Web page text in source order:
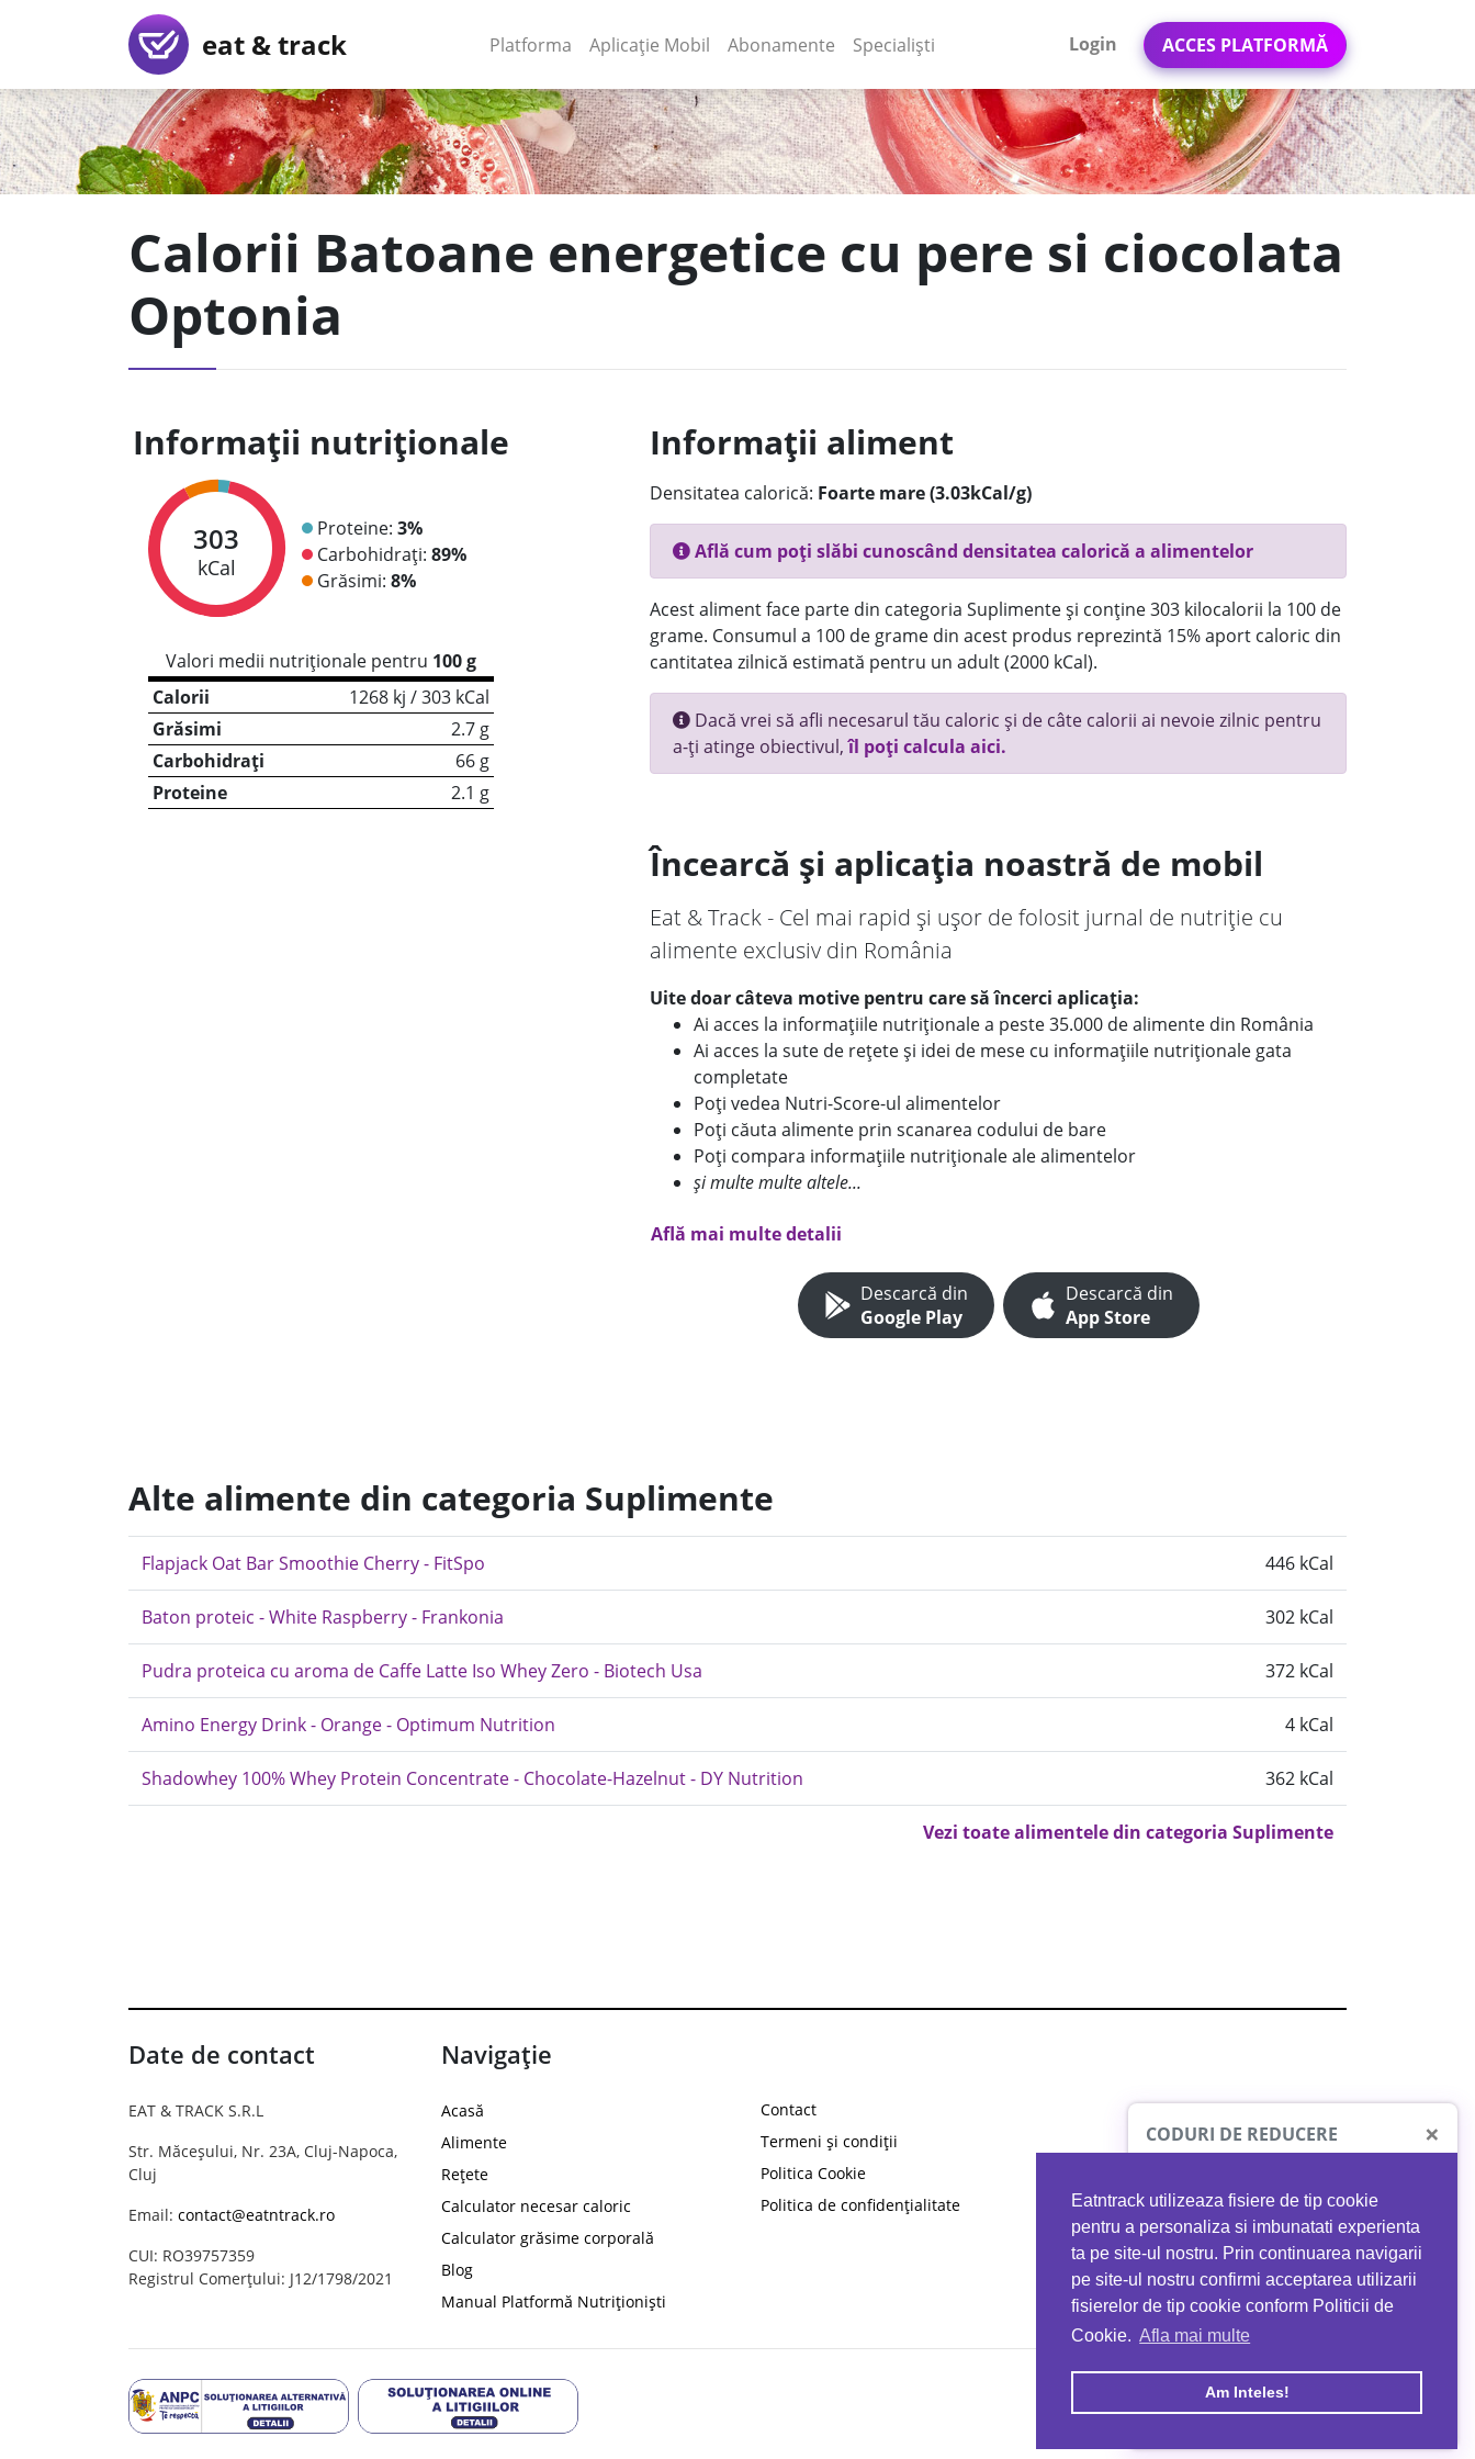
Eatntrack utilizeaza fisiere de tip cookie
pentru a personaliza si imbunatati experienta
ta pe site-ul nostru. Prin continuarea navigarii
pe site-ul nostru confirmi acceptarea utilizarii
fisierelor de tip cookie conform Politicii de
Cookie. Afla mai multe
Am Inteles!
eat & track Platforma (current)
Aplicație Mobil (current)
Abonamente Specialiști Login ACCES PLATFORMĂ
Calorii Batoane energetice cu pere si ciocolata
Optonia
Informații nutriționale
303
kCal
Proteine: 3%
Carbohidrați: 89%
Grăsimi: 8%
Valori medii nutriționale pentru 100 g
Calorii
1268 kj / 303 kCal
Grăsimi
2.7 g
Carbohidrați
66 g
Proteine
2.1 g
Informații aliment
Densitatea calorică: Foarte mare (3.03kCal/g)
Află cum poți slăbi cunoscând densitatea calorică a alimentelor
Acest aliment face parte din categoria Suplimente și conține 303 kilocalorii la 100 de
grame. Consumul a 100 de grame din acest produs reprezintă 15% aport caloric din
cantitatea zilnică estimată pentru un adult (2000 kCal).
Dacă vrei să afli necesarul tău caloric și de câte calorii ai nevoie zilnic pentru
a-ți atinge obiectivul,îl poți calcula aici.
Încearcă și aplicația noastră de mobil
Eat & Track - Cel mai rapid și ușor de folosit jurnal de nutriție cu
alimente exclusiv din România
Uite doar câteva motive pentru care să încerci aplicația:
Ai acces la informațiile nutriționale a peste 35.000 de alimente din România
Ai acces la sute de rețete și idei de mese cu informațiile nutriționale gata
completate
Poți vedea Nutri-Score-ul alimentelor
Poți căuta alimente prin scanarea codului de bare
Poți compara informațiile nutriționale ale alimentelor
și multe multe altele...
Află mai multe detalii
Descarcă din
Google Play
Descarcă din
App Store
Alte alimente din categoria Suplimente
Flapjack Oat Bar Smoothie Cherry - FitSpo 446 kCal
Baton proteic - White Raspberry - Frankonia 302 kCal
Pudra proteica cu aroma de Caffe Latte Iso Whey Zero - Biotech Usa 372 kCal
Amino Energy Drink - Orange - Optimum Nutrition 4 kCal
Shadowhey 100% Whey Protein Concentrate - Chocolate-Hazelnut - DY Nutrition 362 kCal
Vezi toate alimentele din categoria Suplimente
Date de contact
EAT & TRACK S.R.L
Str. Măceșului, Nr. 23A, Cluj-Napoca,
Cluj
Email: contact@eatntrack.ro
CUI: RO39757359
Registrul Comerțului: J12/1798/2021
Navigație
Acasă
Alimente
Rețete
Calculator necesar caloric
Calculator grăsime corporală
Blog
Manual Platformă Nutriționiști
Contact
Termeni și condiții
Politica Cookie
Politica de confidențialitate
CODURI DE REDUCERE ×
PROTO41
reducere la orice comandă
EATNTRACK
MYPROTEIN
Ai40%reducere la orice comandă
folosind codul EATTRACK